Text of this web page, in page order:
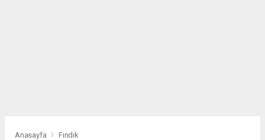
Anasayfa Fındık